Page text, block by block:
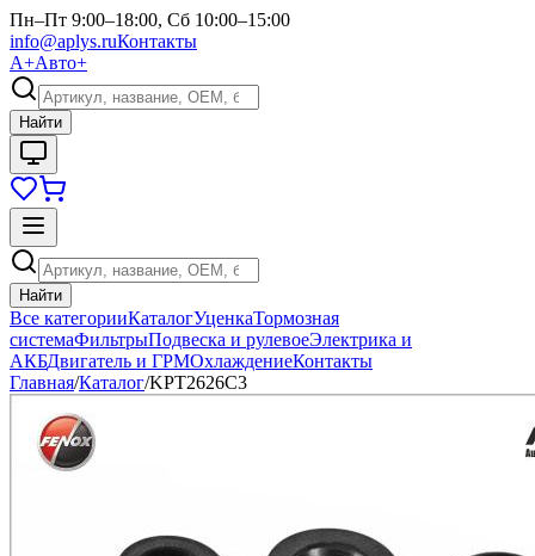
Пн–Пт 9:00–18:00, Сб 10:00–15:00
info@aplys.ruКонтакты
А+Авто+
Найти
Найти
Все категорииКаталогУценкаТормозная
системаФильтрыПодвеска и рулевоеЭлектрика и
АКБДвигатель и ГРМОхлаждениеКонтакты
Главная/Каталог/KPT2626C3